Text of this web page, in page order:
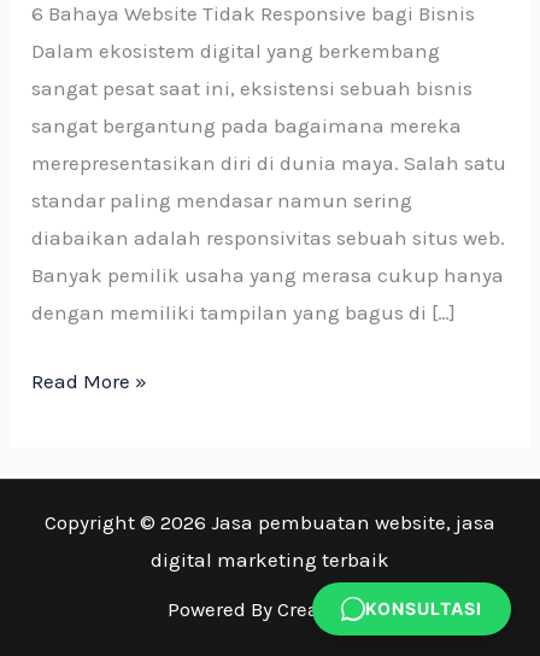
6 Bahaya Website Tidak Responsive bagi Bisnis
Dalam ekosistem digital yang berkembang
sangat pesat saat ini, eksistensi sebuah bisnis
sangat bergantung pada bagaimana mereka
merepresentasikan diri di dunia maya. Salah satu
standar paling mendasar namun sering
diabaikan adalah responsivitas sebuah situs web.
Banyak pemilik usaha yang merasa cukup hanya
dengan memiliki tampilan yang bagus di […]
Read More »
Copyright © 2026 Jasa pembuatan website, jasa
digital marketing terbaik
Powered By Creatsign.KONSULTASI